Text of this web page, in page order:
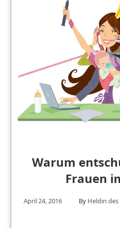
Warum
Frauen
April 24, 2016 By Heldin